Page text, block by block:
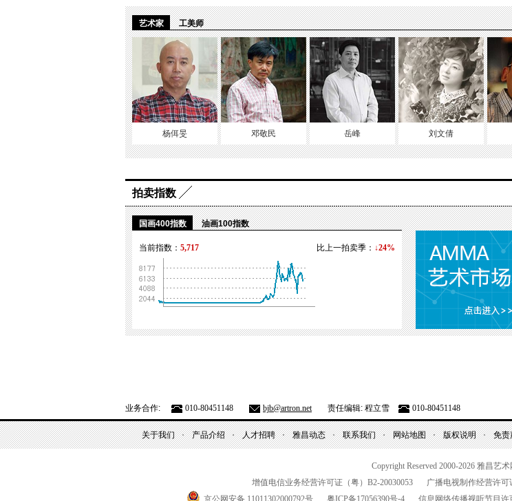
艺术家 工美师
杨佴旻 邓敬民 岳峰 刘文倩
拍卖指数
国画400指数 油画100指数
比上一拍卖季： ↓24%
当前指数： 5,717
业务合作: 010-80451148 bjb@artron.net 责任编辑: 程立雪 010-80451148
关于我们 产品介绍 人才招聘 雅昌动态 联系我们 网站地图 版权说明 免责
Copyright Reserved 2000-2026 雅昌艺术
增值电信业务经营许可证（粤） B2-20030053 广播电视制作经营许可
京公网安备 11011302000792号
粤ICP备17056390号-4 信息网络传播视听节目许